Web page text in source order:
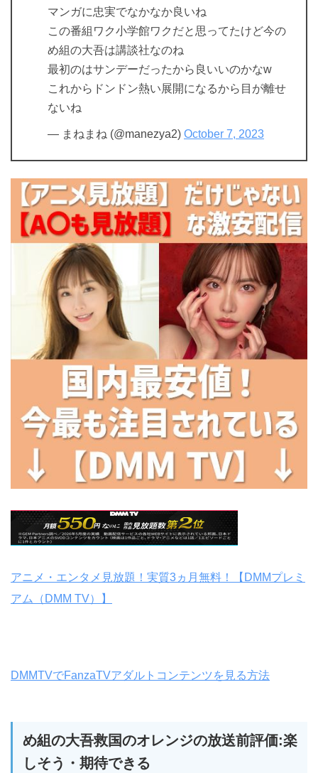
マンガに忠実でなかなか良いね
この番組ワク小学館ワクだと思ってたけど今の
め組の大吾は講談社なのね
最初のはサンデーだったから良いいのかなw
これからドンドン熱い展開になるから目が離せ
ないね
— まねまね (@manezya2) October 7, 2023
アニメ・エンタメ見放題！実質3ヵ月無料！【DMMプレミ
アム（DMM TV）】
DMMTVでFanzaTVアダルトコンテンツを見る方法
め組の大吾救国のオレンジの放送前評価:楽
しそう・期待できる